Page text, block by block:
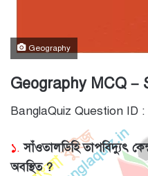
Geography
Geography MCQ –
BanglaQuiz Question ID :
১. সাঁওতালডিহি তাপবিদ্যুৎ
অবস্থিত ?